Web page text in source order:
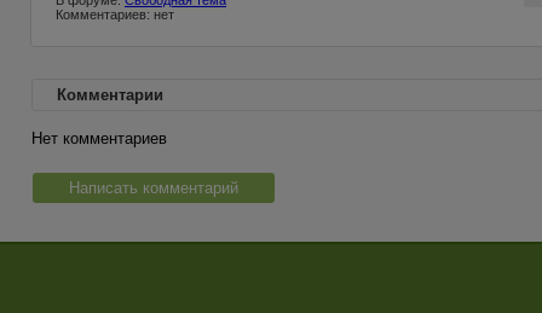
Комментариев: нет
Комментарии
Нет комментариев
Написать комментарий